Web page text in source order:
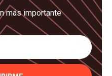
más importante